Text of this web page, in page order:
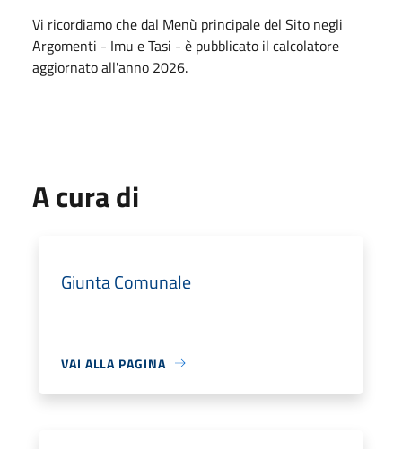
Vi ricordiamo che dal Menù principale del Sito negli
Argomenti - Imu e Tasi - è pubblicato il calcolatore
aggiornato all'anno 2026.
A cura di
Giunta Comunale
VAI ALLA PAGINA